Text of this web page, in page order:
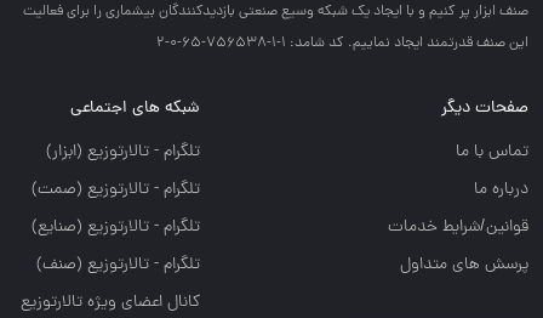
صنف ابزار پر كنيم و با ايجاد يك شبكه وسيع صنعتي بازديدكنندگان بيشماري را براي فعاليت
اين صنف قدرتمند ايجاد نماييم. کد شامد: 1-1-756538-65-0-2
صفحات دیگر
تماس با ما
درباره ما
قوانین/شرایط خدمات
پرسش های متداول
شبکه های اجتماعی
تلگرام - تالارتوزيع (ابزار)
تلگرام - تالارتوزيع (صمت)
تلگرام - تالارتوزيع (صنايع)
تلگرام - تالارتوزیع (صنف)
کانال اعضای ویژه تالارتوزیع